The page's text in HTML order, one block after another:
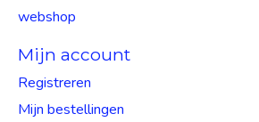
webshop
Mijn account
Registreren
Mijn bestellingen